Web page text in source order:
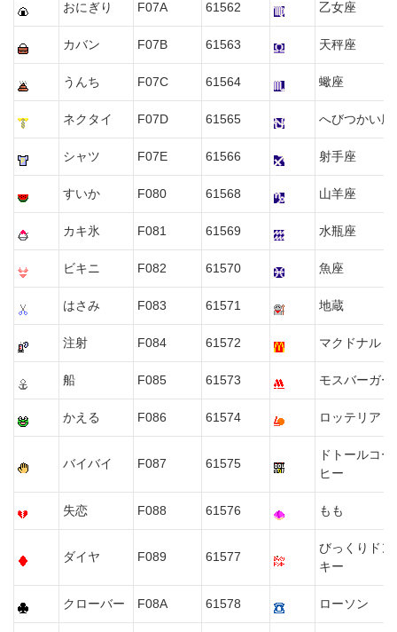
おにぎり F07A 61562 乙女座
カバン F07B 61563 天秤座
うんち F07C 61564 蠍座
ネクタイ F07D 61565 へびつかい座
シャツ F07E 61566 射手座
すいか F080 61568 山羊座
カキ氷 F081 61569 水瓶座
ビキニ F082 61570 魚座
はさみ F083 61571 地蔵
注射 F084 61572 マクドナルド
船 F085 61573 モスバーガー
かえる F086 61574 ロッテリア
バイバイ F087 61575
ドトールコー
ヒー
失恋 F088 61576 もも
ダイヤ F089 61577
びっくりドン
キー
クローバー F08A 61578 ローソン